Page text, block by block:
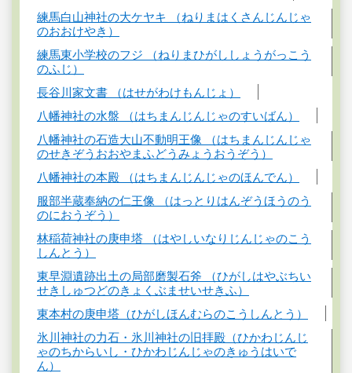
練馬白山神社の大ケヤキ （ねりまはくさんじんじゃ
のおおけやき）
練馬東小学校のフジ （ねりまひがししょうがっこう
のふじ）
長谷川家文書 （はせがわけもんじょ）
八幡神社の水盤 （はちまんじんじゃのすいばん）
八幡神社の石造大山不動明王像 （はちまんじんじゃ
のせきぞうおおやまふどうみょうおうぞう）
八幡神社の本殿 （はちまんじんじゃのほんでん）
服部半蔵奉納の仁王像 （はっとりはんぞうほうのう
のにおうぞう）
林稲荷神社の庚申塔 （はやしいなりじんじゃのこう
しんとう）
東早淵遺跡出土の局部磨製石斧 （ひがしはやぶちい
せきしゅつどのきょくぶませいせきふ）
東本村の庚申塔（ひがしほんむらのこうしんとう）
氷川神社の力石・氷川神社の旧拝殿（ひかわじんじ
ゃのちからいし・ひかわじんじゃのきゅうはいで
ん）